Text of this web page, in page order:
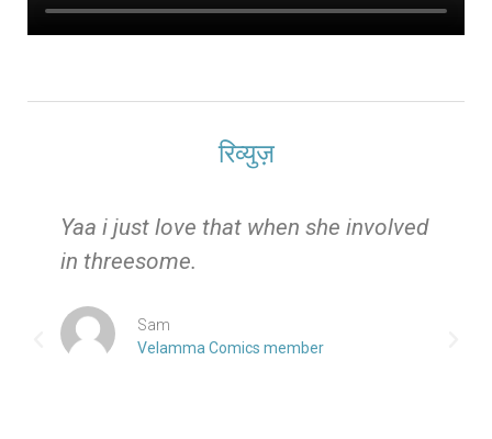
रिव्युज़
Yaa i just love that when she involved
in threesome.
Sam
Velamma Comics member